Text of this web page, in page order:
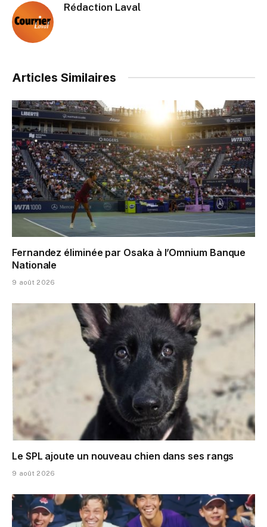
Rédaction Laval
Articles Similaires
Fernandez éliminée par Osaka à l’Omnium Banque
Nationale
9 août 2026
Le SPL ajoute un nouveau chien dans ses rangs
9 août 2026